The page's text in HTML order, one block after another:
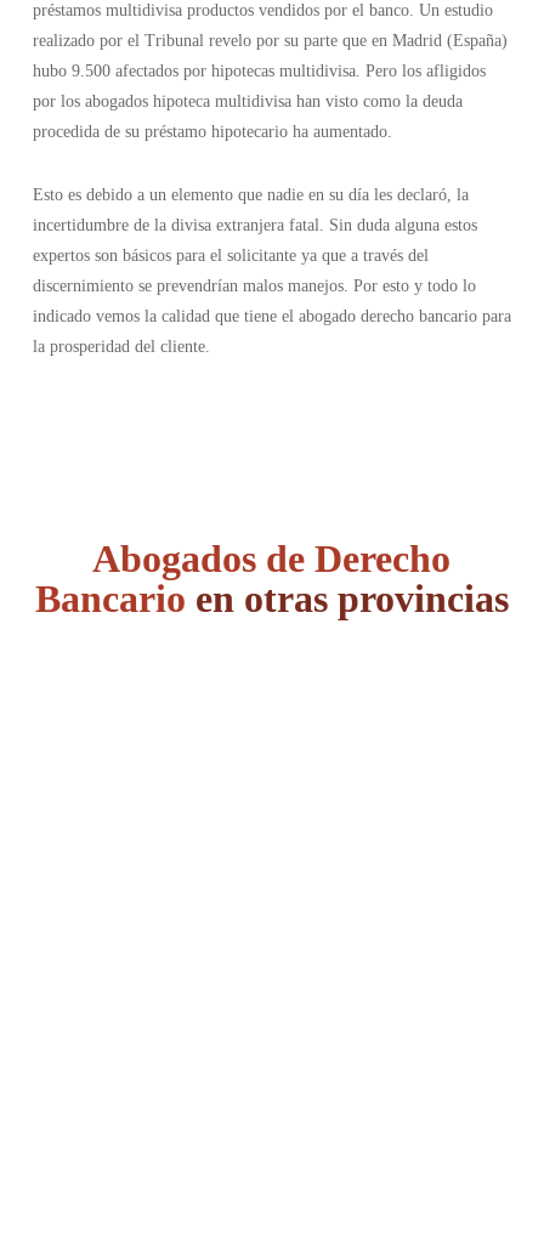
préstamos multidivisa productos vendidos por el banco. Un estudio
realizado por el Tribunal revelo por su parte que en Madrid (España)
hubo 9.500 afectados por hipotecas multidivisa. Pero los afligidos
por los abogados hipoteca multidivisa han visto como la deuda
procedida de su préstamo hipotecario ha aumentado.
Esto es debido a un elemento que nadie en su día les declaró, la
incertidumbre de la divisa extranjera fatal. Sin duda alguna estos
expertos son básicos para el solicitante ya que a través del
discernimiento se prevendrían malos manejos. Por esto y todo lo
indicado vemos la calidad que tiene el abogado derecho bancario para
la prosperidad del cliente.
Abogados de Derecho
Bancario en otras provincias